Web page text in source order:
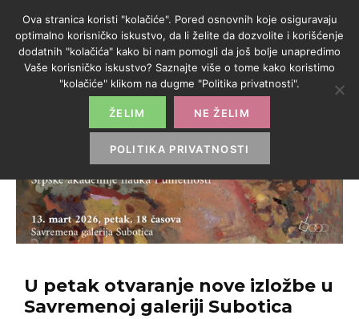
U petak otvaranje nove izložbe u
Savremenoj galeriji Subotica
Ova stranica koristi "kolačiće". Pored osnovnih koje osiguravaju
optimalno korisničko iskustvo, da li želite da dozvolite i korišćenje
dodatnih "kolačića" kako bi nam pomogli da još bolje unapredimo
Vaše korisničko iskustvo? Saznajte više o tome kako koristimo
"kolačiće" klikom na dugme "Politika privatnosti".
ŽELIM NE ŽELIM
POLITIKA PRIVATNOSTI